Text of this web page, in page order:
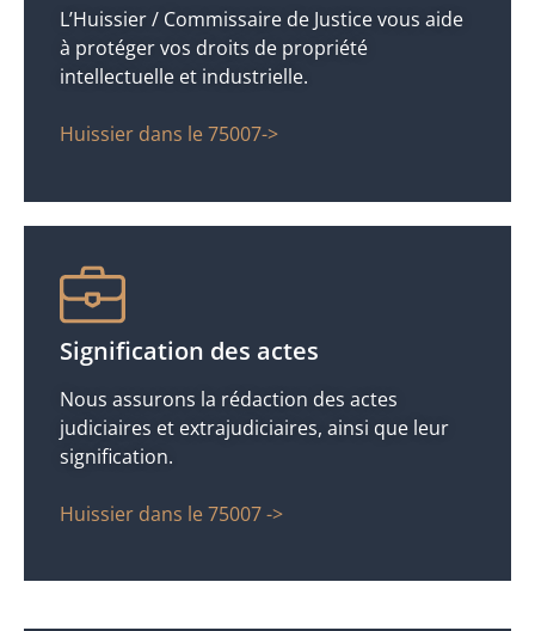
L’Huissier / Commissaire de Justice vous aide
à protéger vos droits de propriété
intellectuelle et industrielle.
Huissier dans le 75007->
Signification des actes
Nous assurons la rédaction des actes
judiciaires et extrajudiciaires, ainsi que leur
signification.
Huissier dans le 75007 ->